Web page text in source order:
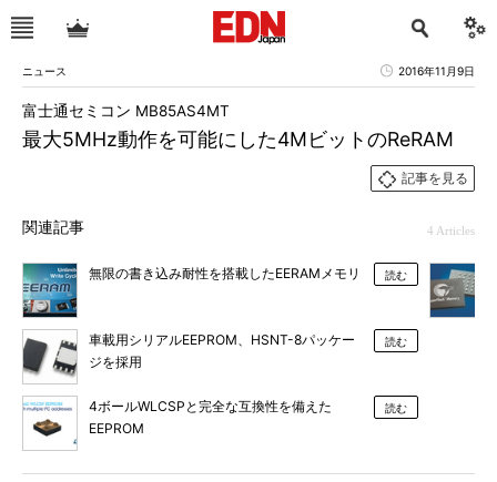
ニュース 2016年11月9日
最大5MHz動作を可能にした4MビットのReRAM
富士通セミコン MB85AS4MT
記事を見る
関連記事 4 Articles
無限の書き込み耐性を搭載したEERAMメモリ 読む
車載用シリアルEEPROM、HSNT-8パッケー
ジを採用
読む
4ボールWLCSPと完全な互換性を備えた
EEPROM
読む